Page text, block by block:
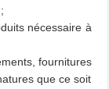
nécessaire à
fournitures
que ce soit